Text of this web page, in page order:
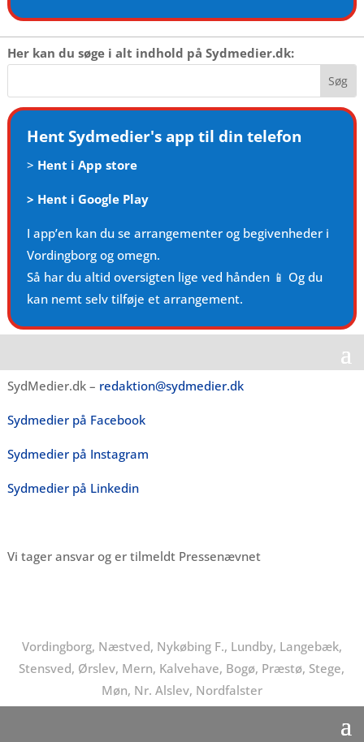
Her kan du søge i alt indhold på Sydmedier.dk:
Hent Sydmedier's app til din telefon
> Hent i App store
> Hent i Google Play
I app’en kan du se arrangementer og begivenheder i
Vordingborg og omegn.
Så har du altid oversigten lige ved hånden 📱 Og du
kan nemt selv tilføje et arrangement.
SydMedier.dk – redaktion@sydmedier.dk
Sydmedier på Facebook
Sydmedier på Instagram
Sydmedier på Linkedin
Vi tager ansvar og er tilmeldt Pressenævnet
Vordingborg, Næstved, Nykøbing F., Lundby, Langebæk,
Stensved, Ørslev, Mern, Kalvehave, Bogø, Præstø, Stege,
Møn, Nr. Alslev, Nordfalster